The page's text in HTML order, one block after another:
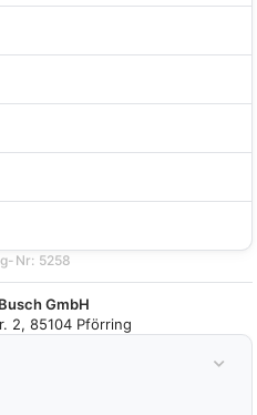
Nr: 5258
GmbH
2, 85104 Pförring